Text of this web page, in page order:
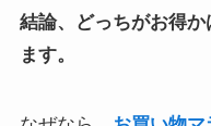
結論、どっちがお得
ます。